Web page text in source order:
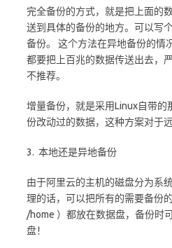
完全备份的方式，就是把上面的
送到具体的备份的地方。可以写
备份。 这个方法在异地备份的情
都要把上百兆的数据传送出去，
不推荐。
增量备份，就是采用Linux自带的
份改动过的数据，这种方案对于
3. 本地还是异地备份
由于阿里云的主机的磁盘分为系
理的话，可以把所有的需要备份
/home ）都放在数据盘，备份时
盘！